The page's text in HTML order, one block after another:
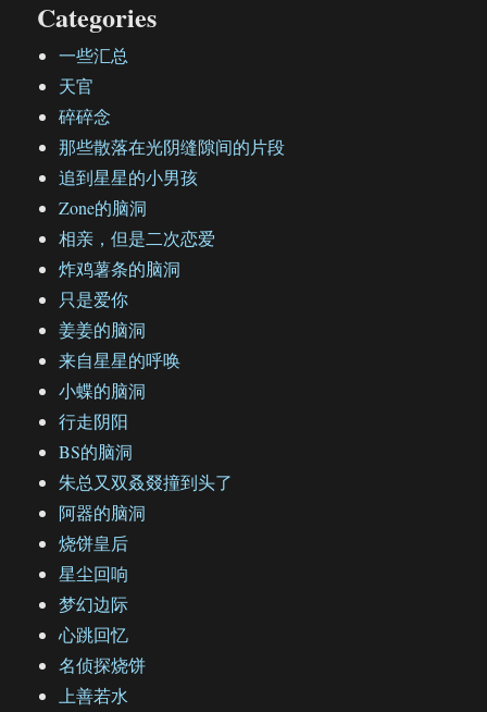
Categories
一些汇总
天官
碎碎念
那些散落在光阴缝隙间的片段
追到星星的小男孩
Zone的脑洞
相亲，但是二次恋爱
炸鸡薯条的脑洞
只是爱你
姜姜的脑洞
来自星星的呼唤
小蝶的脑洞
行走阴阳
BS的脑洞
朱总又双叒叕撞到头了
阿器的脑洞
烧饼皇后
星尘回响
梦幻边际
心跳回忆
名侦探烧饼
上善若水